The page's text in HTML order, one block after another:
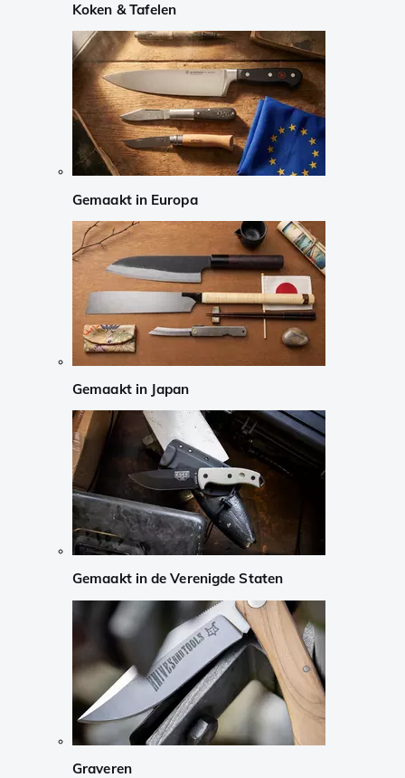
Koken & Tafelen
Gemaakt in Europa
Gemaakt in Japan
Gemaakt in de Verenigde Staten
Graveren